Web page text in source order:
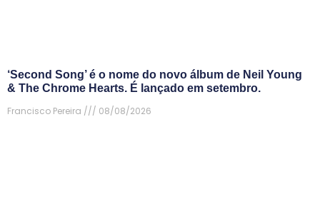
‘Second Song’ é o nome do novo álbum de Neil Young
& The Chrome Hearts. É lançado em setembro.
Francisco Pereira
08/08/2026